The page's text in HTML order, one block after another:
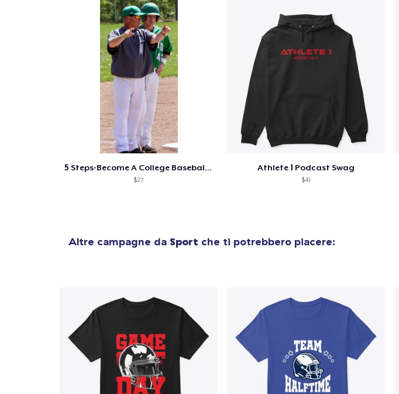
5 Steps-Become A College Baseball Player
$27
Athlete 1 Podcast Swag
$41
Altre campagne da Sport che ti potrebbero piacere:
articolo aggiunto al carrello
Procedi alla Pagina di